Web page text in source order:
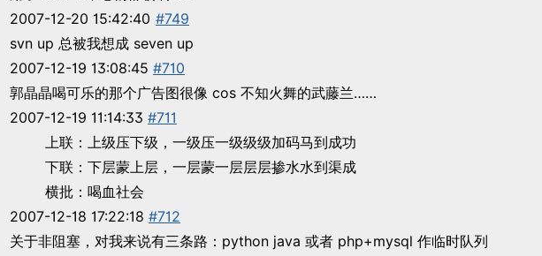
2007-12-20 15:42:40 #749
svn up 总被我想成 seven up
2007-12-19 13:08:45 #710
郭晶晶喝可乐的那个广告图很像 cos 不知火舞的武藤兰……
2007-12-19 11:14:33 #711
上联：上级压下级，一级压一级级级加码马到成功
下联：下层蒙上层，一层蒙一层层层掺水水到渠成
横批：喝血社会
2007-12-18 17:22:18 #712
关于非阻塞，对我来说有三条路：python java 或者 php+mysql 作临时队列